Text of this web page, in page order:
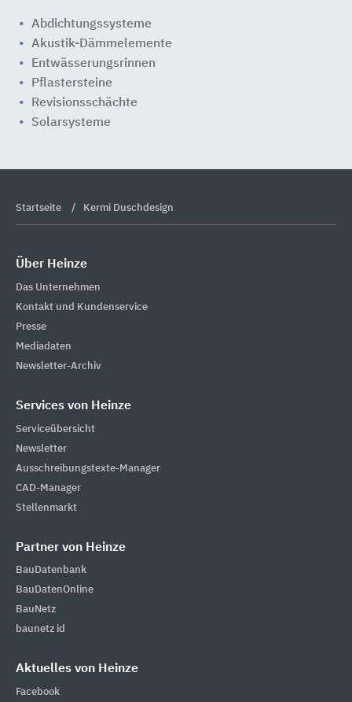
Abdichtungssysteme
Akustik-Dämmelemente
Entwässerungsrinnen
Pflastersteine
Revisionsschächte
Solarsysteme
Startseite Kermi Duschdesign
Über Heinze
Das Unternehmen
Kontakt und Kundenservice
Presse
Mediadaten
Newsletter-Archiv
Services von Heinze
Serviceübersicht
Newsletter
Ausschreibungstexte-Manager
CAD-Manager
Stellenmarkt
Partner von Heinze
BauDatenbank
BauDatenOnline
BauNetz
baunetz id
Aktuelles von Heinze
Facebook